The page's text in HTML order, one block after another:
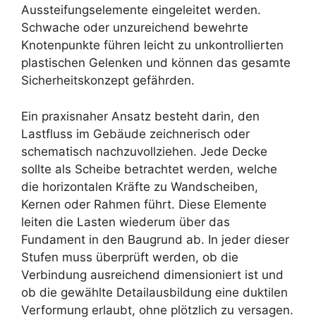
Aussteifungselemente eingeleitet werden.
Schwache oder unzureichend bewehrte
Knotenpunkte führen leicht zu unkontrollierten
plastischen Gelenken und können das gesamte
Sicherheitskonzept gefährden.
Ein praxisnaher Ansatz besteht darin, den
Lastfluss im Gebäude zeichnerisch oder
schematisch nachzuvollziehen. Jede Decke
sollte als Scheibe betrachtet werden, welche
die horizontalen Kräfte zu Wandscheiben,
Kernen oder Rahmen führt. Diese Elemente
leiten die Lasten wiederum über das
Fundament in den Baugrund ab. In jeder dieser
Stufen muss überprüft werden, ob die
Verbindung ausreichend dimensioniert ist und
ob die gewählte Detailausbildung eine duktilen
Verformung erlaubt, ohne plötzlich zu versagen.